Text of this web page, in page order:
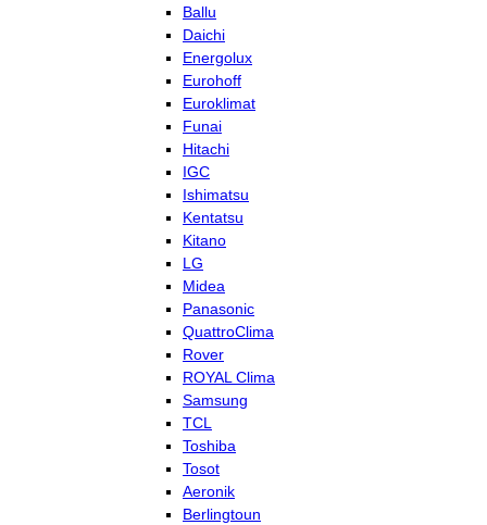
Ballu
Daichi
Energolux
Eurohoff
Euroklimat
Funai
Hitachi
IGC
Ishimatsu
Kentatsu
Kitano
LG
Midea
Panasonic
QuattroClima
Rover
ROYAL Clima
Samsung
TCL
Toshiba
Tosot
Aeronik
Berlingtoun